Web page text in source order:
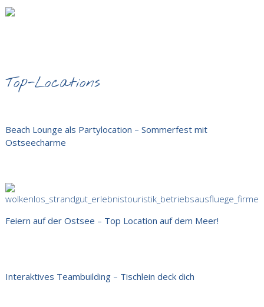
Top-Locations
Beach Lounge als Partylocation – Sommerfest mit
Ostseecharme
Feiern auf der Ostsee – Top Location auf dem Meer!
Interaktives Teambuilding – Tischlein deck dich